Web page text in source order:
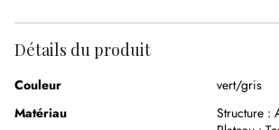
Détails du produit
Couleur
vert/gris
Matériau
Structure :